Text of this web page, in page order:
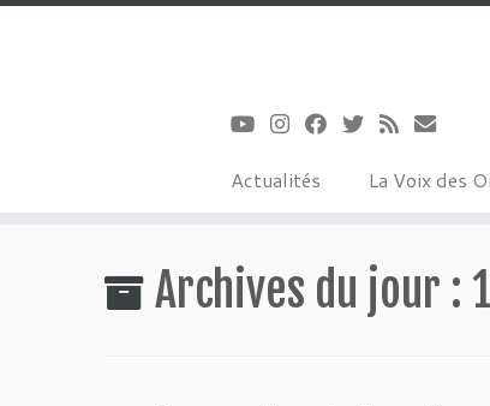
Actualités La Voix des
Archives du jour :